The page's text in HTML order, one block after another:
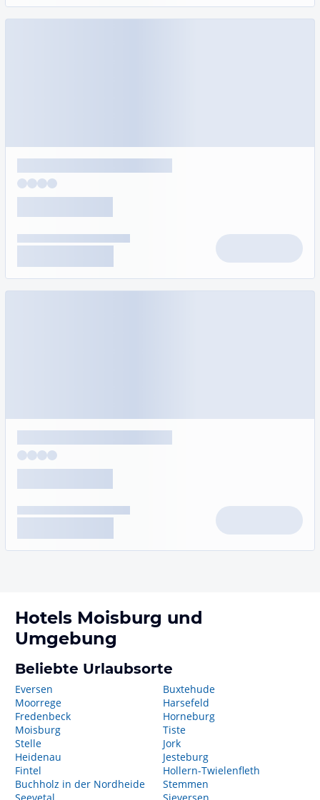
Hotels Moisburg und
Umgebung
Beliebte Urlaubsorte
Eversen
Moorrege
Fredenbeck
Moisburg
Stelle
Heidenau
Fintel
Buchholz in der Nordheide
Buxtehude
Harsefeld
Horneburg
Tiste
Jork
Jesteburg
Hollern-Twielenfleth
Stemmen